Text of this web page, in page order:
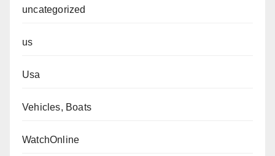
uncategorized
us
Usa
Vehicles, Boats
WatchOnline